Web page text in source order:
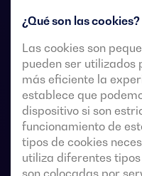
¿Qué son las cookies?
Las cookies son
pueden ser utilizados
más eficiente la
establece que
dispositivo si son
funcionamiento de
tipos de cookies
utiliza diferentes
son colocadas por
Conmutadores de
remoto de 4 polos con
Permiten la
trifásicas a través de
desde un controlador
lógica de impulsos o